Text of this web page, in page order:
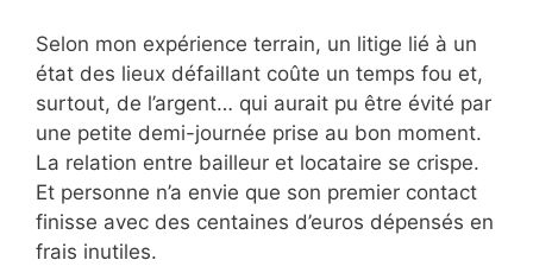
Selon mon expérience terrain, un litige lié à un
état des lieux défaillant coûte un temps fou et,
surtout, de l’argent… qui aurait pu être évité par
une petite demi-journée prise au bon moment.
La relation entre bailleur et locataire se crispe.
Et personne n’a envie que son premier contact
finisse avec des centaines d’euros dépensés en
frais inutiles.